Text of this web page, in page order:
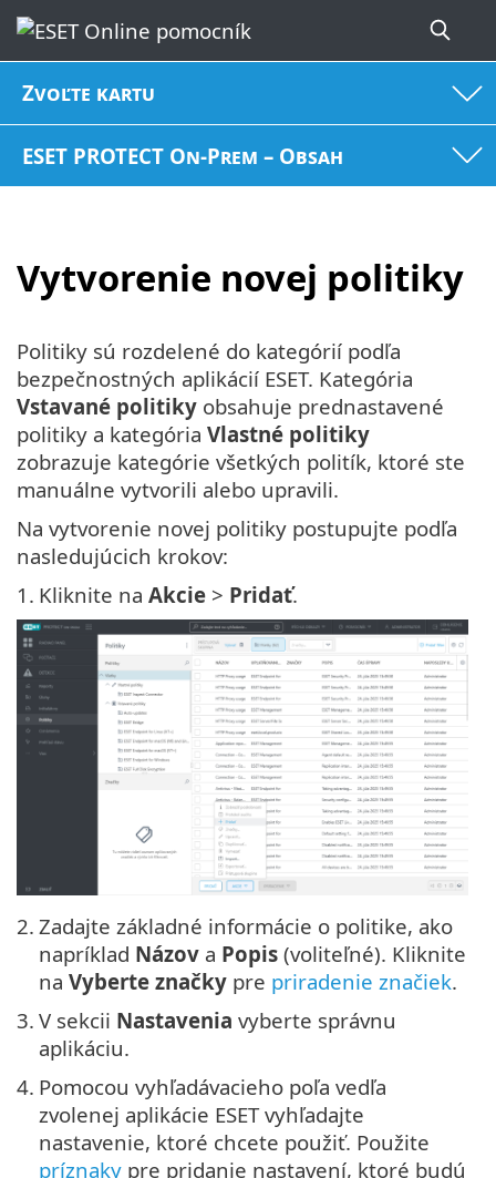
Zvoľte kartu
ESET PROTECT On-Prem – Obsah
Vytvorenie novej politiky
Politiky sú rozdelené do kategórií podľa
bezpečnostných aplikácií ESET. Kategória
Vstavané politiky obsahuje prednastavené
politiky a kategória Vlastné politiky
zobrazuje kategórie všetkých politík, ktoré ste
manuálne vytvorili alebo upravili.
Na vytvorenie novej politiky postupujte podľa
nasledujúcich krokov:
1. Kliknite na Akcie > Pridať.
2. Zadajte základné informácie o politike, ako
napríklad Názov a Popis (voliteľné). Kliknite
na Vyberte značky pre priradenie značiek.
3. V sekcii Nastavenia vyberte správnu
aplikáciu.
4. Pomocou vyhľadávacieho poľa vedľa
zvolenej aplikácie ESET vyhľadajte
nastavenie, ktoré chcete použiť. Použite
príznaky pre pridanie nastavení, ktoré budú